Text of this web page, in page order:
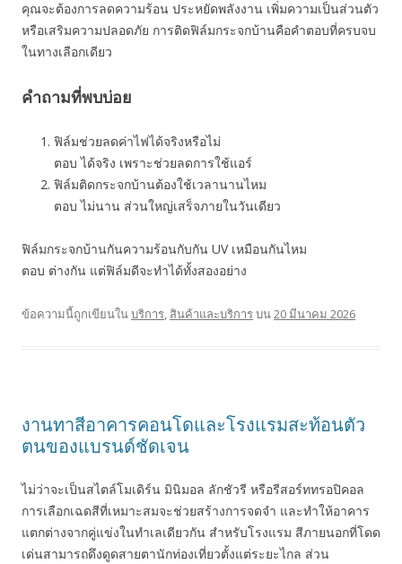
คุณจะต้องการลดความร้อน ประหยัดพลังงาน เพิ่มความเป็นส่วนตัว
หรือเสริมความปลอดภัย การติดฟิล์มกระจกบ้านคือคำตอบที่ครบจบ
ในทางเลือกเดียว
คำถามที่พบบ่อย
ฟิล์มช่วยลดค่าไฟได้จริงหรือไม่
ตอบ ได้จริง เพราะช่วยลดการใช้แอร์
ฟิล์มติดกระจกบ้านต้องใช้เวลานานไหม
ตอบ ไม่นาน ส่วนใหญ่เสร็จภายในวันเดียว
ฟิล์มกระจกบ้านกันความร้อนกับกัน UV เหมือนกันไหม
ตอบ ต่างกัน แต่ฟิล์มดีจะทำได้ทั้งสองอย่าง
ข้อความนี้ถูกเขียนในบริการ, สินค้าและบริการบน20 มีนาคม 2026
งานทาสีอาคารคอนโดและโรงแรมสะท้อนตัว
ตนของแบรนด์ชัดเจน
ไม่ว่าจะเป็นสไตล์โมเดิร์น มินิมอล ลักชัวรี หรือรีสอร์ททรอปิคอล
การเลือกเฉดสีที่เหมาะสมจะช่วยสร้างการจดจำ และทำให้อาคาร
แตกต่างจากคู่แข่งในทำเลเดียวกัน สำหรับโรงแรม สีภายนอกที่โดด
เด่นสามารถดึงดูดสายตานักท่องเที่ยวตั้งแต่ระยะไกล ส่วน